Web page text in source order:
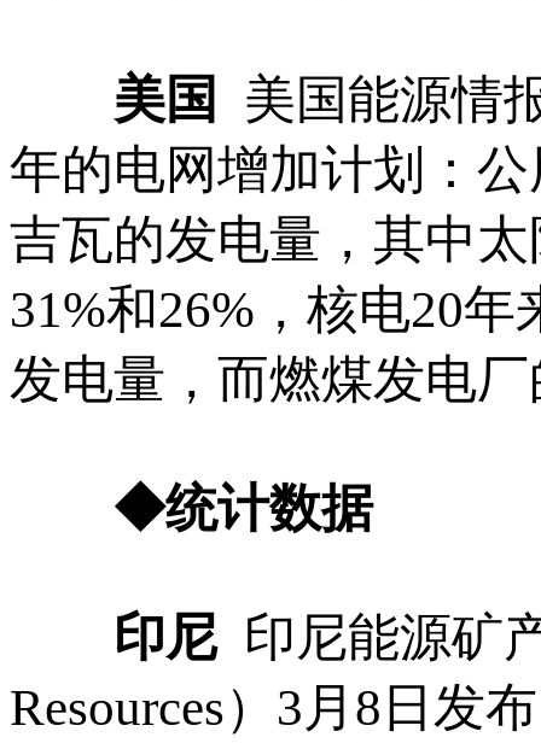
美国
美国能源情
年的电网增加计划：
吉瓦的发电量，其中
31%和26%，核电20
发电量，而燃煤发电
◆统计数据
印尼 印尼能源矿
Resources）3月8日发